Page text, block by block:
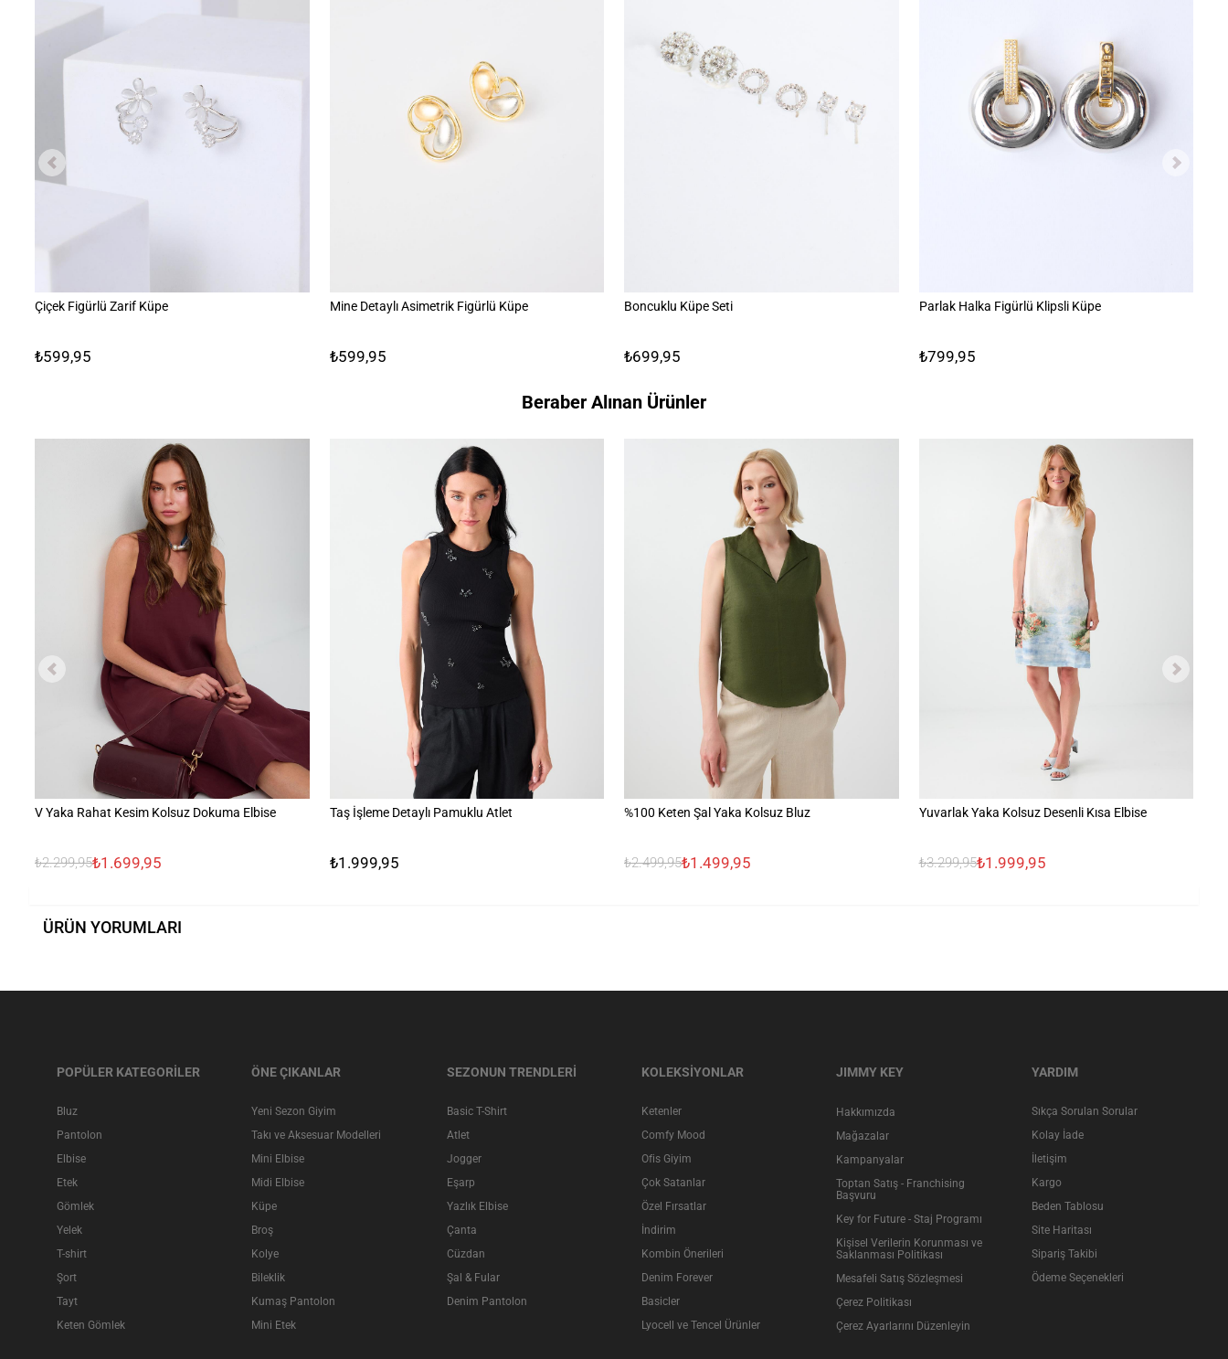
Çiçek Figürlü Zarif Küpe
₺599,95
Mine Detaylı Asimetrik Figürlü Küpe
₺599,95
Boncuklu Küpe Seti
₺699,95
Parlak Halka Figürlü Klipsli Küpe
₺799,95
Beraber Alınan Ürünler
V Yaka Rahat Kesim Kolsuz Dokuma Elbise
₺2.299,95₺1.699,95
Taş İşleme Detaylı Pamuklu Atlet
₺1.999,95
%100 Keten Şal Yaka Kolsuz Bluz
₺2.499,95₺1.499,95
Yuvarlak Yaka Kolsuz Desenli Kısa Elbise
₺3.299,95₺1.999,95
ÜRÜN YORUMLARI
POPÜLER KATEGORİLER
Bluz
Pantolon
Elbise
Etek
Gömlek
Yelek
T-shirt
Şort
Tayt
Keten Gömlek
ÖNE ÇIKANLAR
Yeni Sezon Giyim
Takı ve Aksesuar Modelleri
Mini Elbise
Midi Elbise
Küpe
Broş
Kolye
Bileklik
Kumaş Pantolon
Mini Etek
SEZONUN TRENDLERİ
Basic T-Shirt
Atlet
Jogger
Eşarp
Yazlık Elbise
Çanta
Cüzdan
Şal & Fular
Denim Pantolon
KOLEKSİYONLAR
Ketenler
Comfy Mood
Ofis Giyim
Çok Satanlar
Özel Fırsatlar
İndirim
Kombin Önerileri
Denim Forever
Basicler
Lyocell ve Tencel Ürünler
JIMMY KEY
Hakkımızda
Mağazalar
Kampanyalar
Toptan Satış - Franchising
Başvuru
Key for Future - Staj Programı
Kişisel Verilerin Korunması ve
Saklanması Politikası
Mesafeli Satış Sözleşmesi
Çerez Politikası
Çerez Ayarlarını Düzenleyin
YARDIM
Sıkça Sorulan Sorular
Kolay İade
İletişim
Kargo
Beden Tablosu
Site Haritası
Sipariş Takibi
Ödeme Seçenekleri